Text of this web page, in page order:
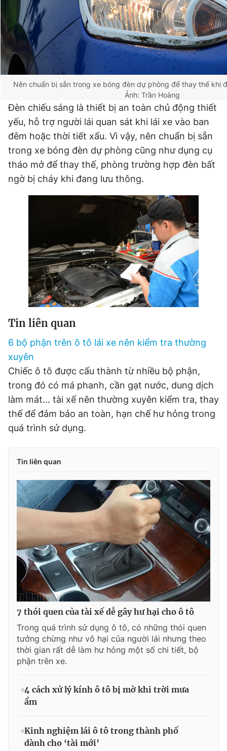
Nên chuẩn bị sẵn trong xe bóng đèn dự phòng để thay thế khi
Ảnh: Trần Hoàng
Đèn chiếu sáng là thiết bị an toàn chủ động thiết
yếu, hỗ trợ người lái quan sát khi lái xe vào ban
đêm hoặc thời tiết xấu. Vì vậy, nên chuẩn bị sẵn
trong xe bóng đèn dự phòng cũng như dụng cụ
tháo mở để thay thế, phòng trường hợp đèn bất
ngờ bị cháy khi đang lưu thông.
Tin liên quan
6 bộ phận trên ô tô lái xe nên kiểm tra thường
xuyên
Chiếc ô tô được cấu thành từ nhiều bộ phận,
trong đó có má phanh, cần gạt nước, dung dịch
làm mát... tài xế nên thường xuyên kiểm tra, thay
thế để đảm bảo an toàn, hạn chế hư hỏng trong
quá trình sử dụng.
Tin liên quan
7 thói quen của tài xế dễ gây hư hại cho ô tô
Trong quá trình sử dụng ô tô, có những thói quen
tưởng chừng như vô hại của người lái nhưng theo
thời gian rất dễ làm hư hỏng một số chi tiết, bộ
phận trên xe.
4 cách xử lý kính ô tô bị mờ khi trời mưa
ẩm
Kinh nghiệm lái ô tô trong thành phố
dành cho ‘tài mới’